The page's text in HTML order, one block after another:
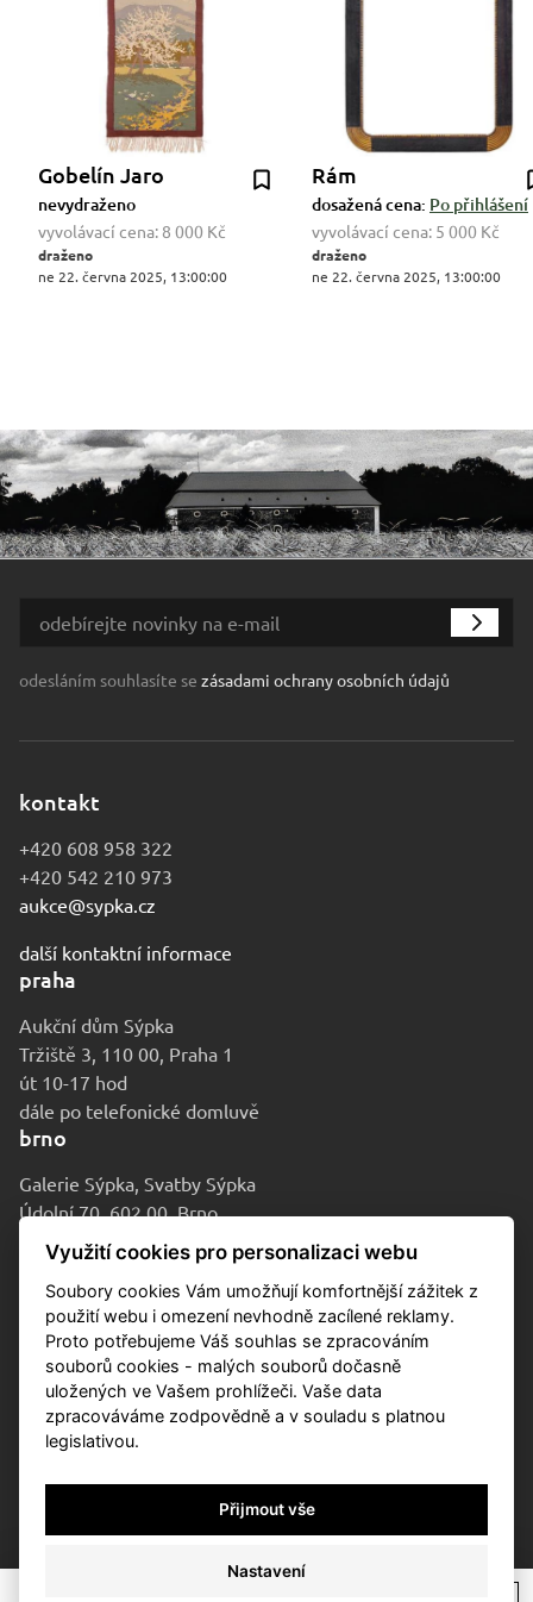
Gobelín Jaro
nevydraženo
vyvolávací cena: 8 000 Kč
draženo
ne 22. června 2025, 13:00:00
Rám
dosažená cena: Po přihlášení
vyvolávací cena: 5 000 Kč
draženo
ne 22. června 2025, 13:00:00
odesláním souhlasíte se zásadami ochrany osobních údajů
kontakt
+420 608 958 322
+420 542 210 973
aukce@sypka.cz
další kontaktní informace
praha
Aukční dům Sýpka
Tržiště 3, 110 00, Praha 1
út 10-17 hod
dále po telefonické domluvě
brno
Galerie Sýpka, Svatby Sýpka
Údolní 70, 602 00, Brno
po-pá 9-16 hod
Ochrana osobních údajů
© 2010-2026 Aukční dům Sýpka
Využití cookies pro personalizaci webu
Soubory cookies Vám umožňují komfortnější zážitek z
použití webu i omezení nevhodně zacílené reklamy.
Proto potřebujeme Váš souhlas se zpracováním
souborů cookies - malých souborů dočasně
uložených ve Vašem prohlížeči. Vaše data
zpracováváme zodpovědně a v souladu s platnou
legislativou.
Přijmout vše
Nastavení